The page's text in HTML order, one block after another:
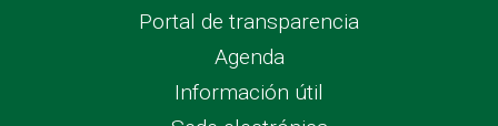
Portal de transparencia
Agenda
Información útil